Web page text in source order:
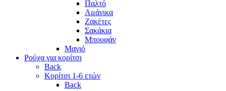
Παλτό
Αμάνικα
Ζακέτες
Σακάκια
Μπουφάν
Μαγιό
Ρούχα για κορίτσι
Back
Κορίτσι 1-6 ετών
Back